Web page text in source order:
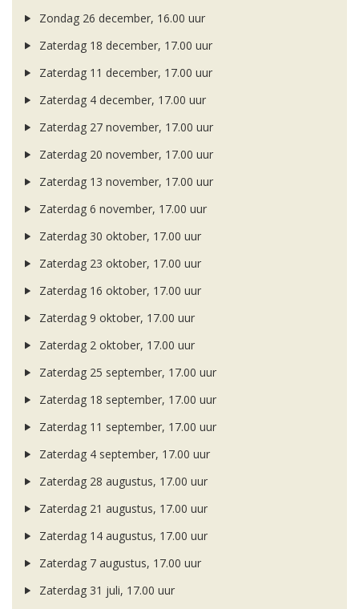
Zondag 26 december, 16.00 uur
Zaterdag 18 december, 17.00 uur
Zaterdag 11 december, 17.00 uur
Zaterdag 4 december, 17.00 uur
Zaterdag 27 november, 17.00 uur
Zaterdag 20 november, 17.00 uur
Zaterdag 13 november, 17.00 uur
Zaterdag 6 november, 17.00 uur
Zaterdag 30 oktober, 17.00 uur
Zaterdag 23 oktober, 17.00 uur
Zaterdag 16 oktober, 17.00 uur
Zaterdag 9 oktober, 17.00 uur
Zaterdag 2 oktober, 17.00 uur
Zaterdag 25 september, 17.00 uur
Zaterdag 18 september, 17.00 uur
Zaterdag 11 september, 17.00 uur
Zaterdag 4 september, 17.00 uur
Zaterdag 28 augustus, 17.00 uur
Zaterdag 21 augustus, 17.00 uur
Zaterdag 14 augustus, 17.00 uur
Zaterdag 7 augustus, 17.00 uur
Zaterdag 31 juli, 17.00 uur